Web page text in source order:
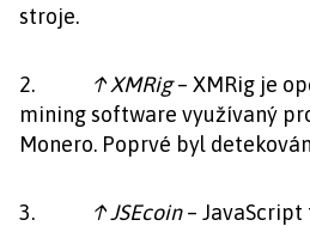
stroje.
2. ↑ XMRig– XMRig je
mining software využívaný
Monero. Poprvé byl
3. ↑ JSEcoin–